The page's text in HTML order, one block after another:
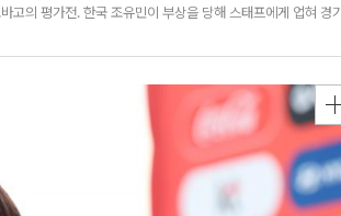
의 평가전. 한국 조유민이 부상을 당해 스태프에게 업혀 경기